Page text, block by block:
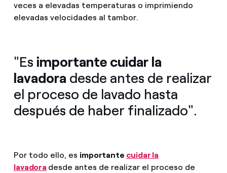
veces a elevadas temperaturas o imprimiendo
elevadas velocidades al tambor.
"Es importante cuidar la
lavadora desde antes de realizar
el proceso de lavado hasta
después de haber finalizado".
Por todo ello, es importante cuidar la
lavadora desde antes de realizar el proceso de